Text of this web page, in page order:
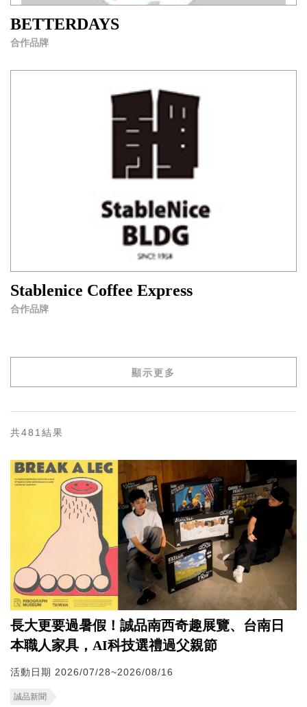
BETTERDAYS
合作品牌
Stablenice Coffee Express
合作品牌
顯示更多
共481結果
長大更要過暑假！誠品南西奇趣展覽、台南日
本職人家具，AI科技選禮過父親節
活動日期 2026/07/28~2026/08/16
誠品新聞